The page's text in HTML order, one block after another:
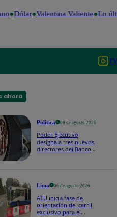
Dólar Valentina Valiente Lo
ahora
Política 06 de agosto 2026
Poder Ejecutivo
designa a tres nuevos
directores del Banco
Lima 06 de agosto 2026
ATU inicia fase de
orientación del carril
exclusivo para el